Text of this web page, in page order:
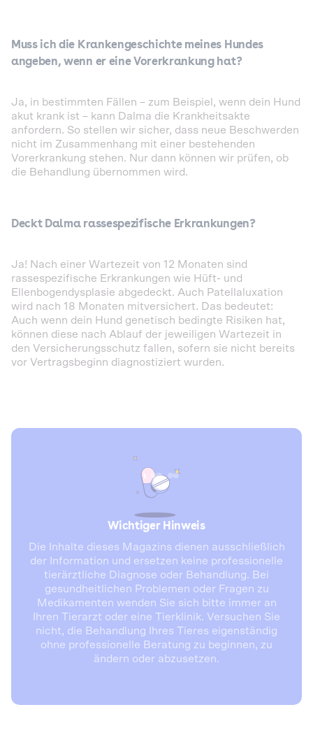
Muss ich die Krankengeschichte meines Hundes
angeben, wenn er eine Vorerkrankung hat?
Ja, in bestimmten Fällen – zum Beispiel, wenn dein Hund
akut krank ist – kann Dalma die Krankheitsakte
anfordern. So stellen wir sicher, dass neue Beschwerden
nicht im Zusammenhang mit einer bestehenden
Vorerkrankung stehen. Nur dann können wir prüfen, ob
die Behandlung übernommen wird.
Deckt Dalma rassespezifische Erkrankungen?
Ja! Nach einer Wartezeit von 12 Monaten sind
rassespezifische Erkrankungen wie Hüft- und
Ellenbogendysplasie abgedeckt. Auch Patellaluxation
wird nach 18 Monaten mitversichert. Das bedeutet:
Auch wenn dein Hund genetisch bedingte Risiken hat,
können diese nach Ablauf der jeweiligen Wartezeit in
den Versicherungsschutz fallen, sofern sie nicht bereits
vor Vertragsbeginn diagnostiziert wurden.
Wichtiger Hinweis
Die Inhalte dieses Magazins dienen ausschließlich
der Information und ersetzen keine professionelle
tierärztliche Diagnose oder Behandlung. Bei
gesundheitlichen Problemen oder Fragen zu
Medikamenten wenden Sie sich bitte immer an
Ihren Tierarzt oder eine Tierklinik. Versuchen Sie
nicht, die Behandlung Ihres Tieres eigenständig
ohne professionelle Beratung zu beginnen, zu
ändern oder abzusetzen.